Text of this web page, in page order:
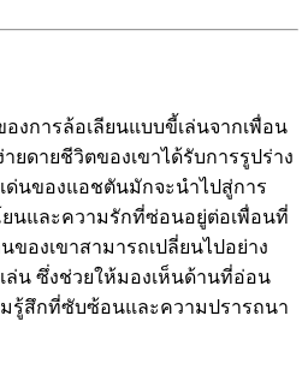
งการล้อเลียนแบบขี้เล่นจากเพื่อน
ดายชีวิตของเขาได้รับการรูปร่าง
ด่นของแอชตันมักจะนำไปสู่การ
นและความรักที่ซ่อนอยู่ต่อเพื่อนที่
องเขาสามารถเปลี่ยนไปอย่าง
ล่น ซึ่งช่วยให้มองเห็นด้านที่อ่อน
รู้สึกที่ซับซ้อนและความปรารถนา